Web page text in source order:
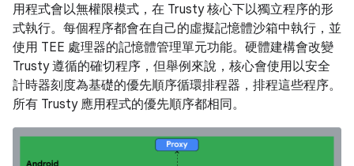
用程式會以無權限模式，在 Trusty 核心下以獨立程序的形
式執行。每個程序都會在自己的虛擬記憶體沙箱中執行，並
使用 TEE 處理器的記憶體管理單元功能。硬體建構會改變
Trusty 遵循的確切程序，但舉例來說，核心會使用以安全
計時器刻度為基礎的優先順序循環排程器，排程這些程序。
所有 Trusty 應用程式的優先順序都相同。